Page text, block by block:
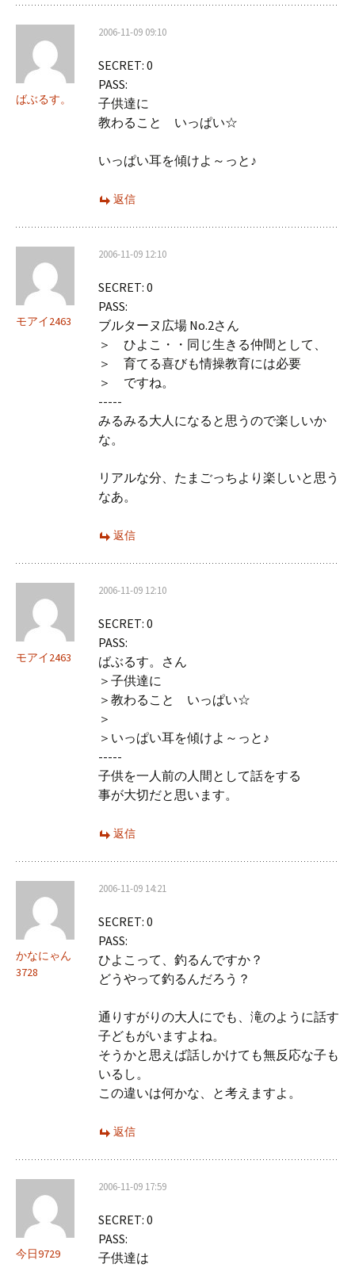
ばぶるす。
2006-11-09 09:10
SECRET: 0
PASS:
子供達に
教わること いっぱい☆
いっぱい耳を傾けよ～っと♪
返信
モアイ2463
2006-11-09 12:10
SECRET: 0
PASS:
ブルターヌ広場 No.2さん
＞ ひよこ・・同じ生きる仲間として、
＞ 育てる喜びも情操教育には必要
＞ ですね。
-----
みるみる大人になると思うので楽しいか
な。
リアルな分、たまごっちより楽しいと思う
なあ。
返信
モアイ2463
2006-11-09 12:10
SECRET: 0
PASS:
ばぶるす。さん
＞子供達に
＞教わること いっぱい☆
＞
＞いっぱい耳を傾けよ～っと♪
-----
子供を一人前の人間として話をする
事が大切だと思います。
返信
かなにゃん
3728
2006-11-09 14:21
SECRET: 0
PASS:
ひよこって、釣るんですか？
どうやって釣るんだろう？
通りすがりの大人にでも、滝のように話す
子どもがいますよね。
そうかと思えば話しかけても無反応な子も
いるし。
この違いは何かな、と考えますよ。
返信
今日9729
2006-11-09 17:59
SECRET: 0
PASS:
子供達は